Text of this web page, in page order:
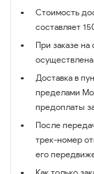
Стоимость
составляет
При заказе на
осуществлена
Доставка в
пределами
предоплаты
После
трек-номер
его